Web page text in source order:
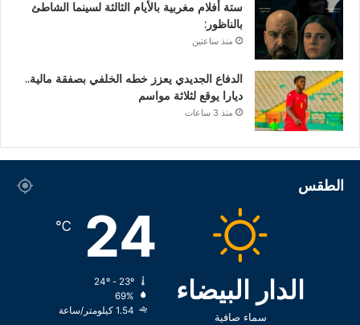
ستة أفلام مغربية بالأيام الثالثة لسينما الشاطئ
بالناظور:
منذ ساعتين
الدفاع الجديدي يعزز خطه الخلفي بصفقة مالية..
ديارا يوقع لثلاثة مواسم
منذ 3 ساعات
الطقس
الدار البيضاء
سماء صافية
24
℃
69%
1.54 كيلومتر/ساعة